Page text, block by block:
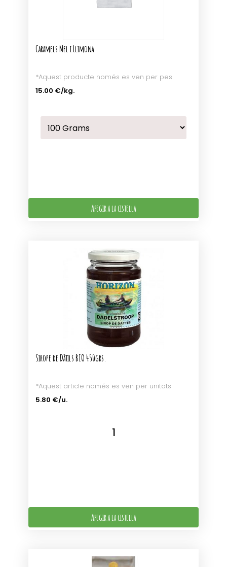
Caramels Mel i Llimona
*Aquest producte només es ven per pes
15.00 €/kg.
Afegir a la cistella
Sirope de Dàtils BIO 450grs.
*Aquest article només es ven per unitats
5.80 €/u.
Afegir a la cistella